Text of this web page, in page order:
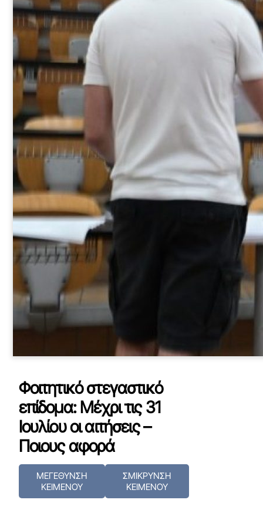
Φοιτητικό στεγαστικό
επίδομα: Μέχρι τις 31
Ιουλίου οι αιτήσεις –
Ποιους αφορά
ΜΕΓΕΘΥΝΣΗ
ΚΕΙΜΕΝΟΥ
ΣΜΙΚΡΥΝΣΗ
ΚΕΙΜΕΝΟΥ